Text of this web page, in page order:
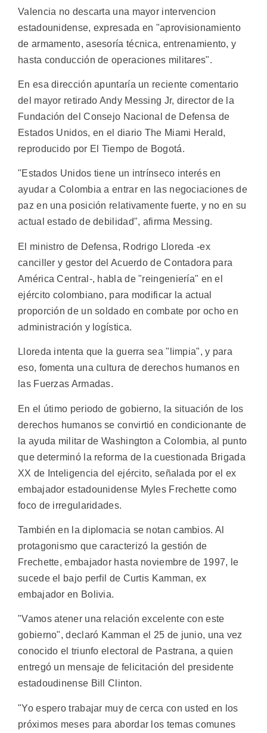
Valencia no descarta una mayor intervencion
estadounidense, expresada en "aprovisionamiento
de armamento, asesoría técnica, entrenamiento, y
hasta conducción de operaciones militares".
En esa dirección apuntaría un reciente comentario
del mayor retirado Andy Messing Jr, director de la
Fundación del Consejo Nacional de Defensa de
Estados Unidos, en el diario The Miami Herald,
reproducido por El Tiempo de Bogotá.
"Estados Unidos tiene un intrínseco interés en
ayudar a Colombia a entrar en las negociaciones de
paz en una posición relativamente fuerte, y no en su
actual estado de debilidad", afirma Messing.
El ministro de Defensa, Rodrigo Lloreda -ex
canciller y gestor del Acuerdo de Contadora para
América Central-, habla de "reingeniería" en el
ejército colombiano, para modificar la actual
proporción de un soldado en combate por ocho en
administración y logística.
Lloreda intenta que la guerra sea "limpia", y para
eso, fomenta una cultura de derechos humanos en
las Fuerzas Armadas.
En el útimo periodo de gobierno, la situación de los
derechos humanos se convirtió en condicionante de
la ayuda militar de Washington a Colombia, al punto
que determinó la reforma de la cuestionada Brigada
XX de Inteligencia del ejército, señalada por el ex
embajador estadounidense Myles Frechette como
foco de irregularidades.
También en la diplomacia se notan cambios. Al
protagonismo que caracterizó la gestión de
Frechette, embajador hasta noviembre de 1997, le
sucede el bajo perfil de Curtis Kamman, ex
embajador en Bolivia.
"Vamos atener una relación excelente con este
gobierno", declaró Kamman el 25 de junio, una vez
conocido el triunfo electoral de Pastrana, a quien
entregó un mensaje de felicitación del presidente
estadoudinense Bill Clinton.
"Yo espero trabajar muy de cerca con usted en los
próximos meses para abordar los temas comunes